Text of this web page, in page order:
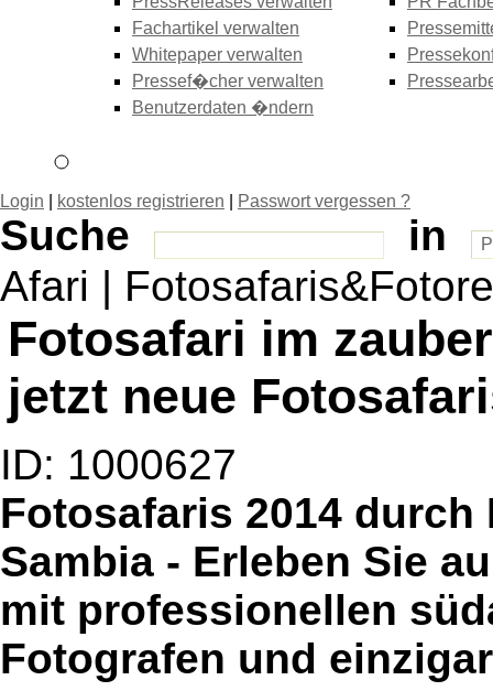
Fachartikel verwalten
Whitepaper verwalten
Pressef�cher verwalten
Benutzerdaten �ndern
Login kostenlos registrieren Passwort vergessen ?
Suche
in
Afari |
Fotosafari im
jetzt neue
ID: 1000627
Fotosafaris 2014 durch
Sambia - Erleben Sie
mit professionellen
Fotografen und